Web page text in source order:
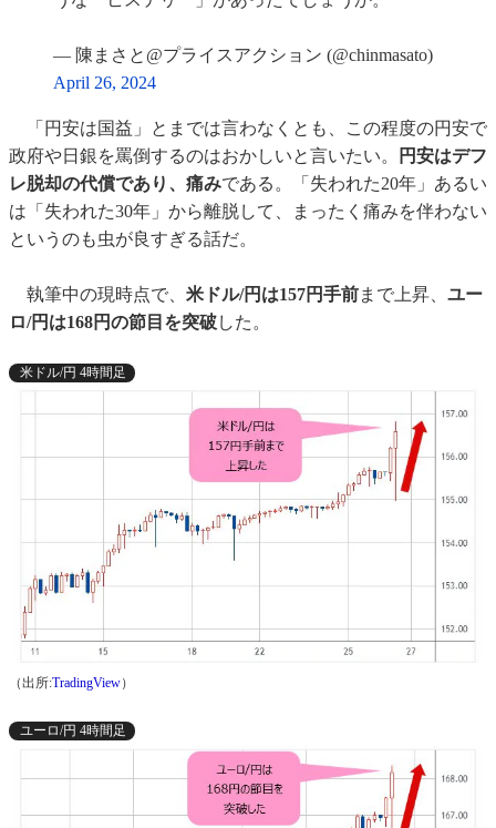
— 陳まさと@プライスアクション (@chinmasato)
April 26, 2024
「円安は国益」とまでは言わなくとも、この程度の円安で
政府や日銀を罵倒するのはおかしいと言いたい。
円安はデフ
レ脱却の代償であり、痛みである。「失われた20年」あるい
は「失われた30年」から離脱して、まったく痛みを伴わない
というのも虫が良すぎる話だ。
執筆中の現時点で、 米ドル/円は157円手前まで上昇、 ユー
ロ/円は168円の節目を突破した。
米ドル/円 4時間足
（出所:TradingView）
ユーロ/円 4時間足